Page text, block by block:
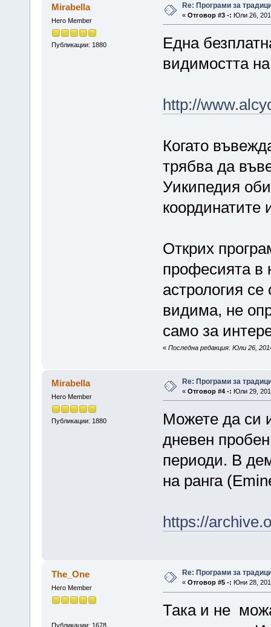
Mirabella
Hero Member
Публикации: 1880
Re: Програми за
« Отговор #3 -: Юли 26,
Една
видимостта
http://
Когато
трябва да
Уикипедия
координатите
Открих
професията в
астрология
видима, не
само за
« Последна редакция: Юли 26,
Mirabella
Hero Member
Публикации: 1880
Re: Програми за
« Отговор #4 -: Юли 29,
Можете да си
дневен
периоди. В
на ранга
https://
The_One
Hero Member
Публикации: 1678
Re: Програми за
« Отговор #5 -: Юни 28,
Така и не